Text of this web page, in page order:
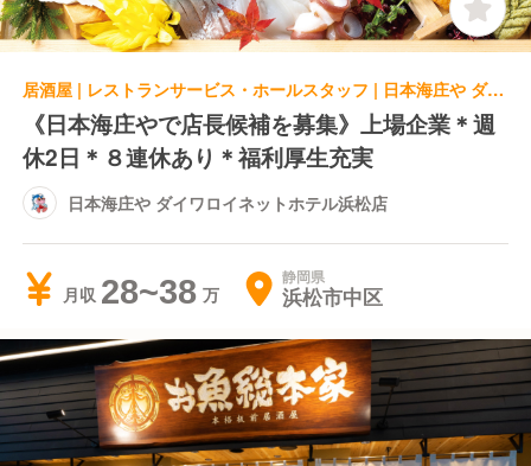
居酒屋 | レストランサービス・ホールスタッフ | 日本海庄や ダイワロイネットホテル浜松店
《日本海庄やで店長候補を募集》上場企業＊週
休2日＊８連休あり＊福利厚生充実
日本海庄や ダイワロイネットホテル浜松店
月収 28~38 静岡県
浜松市中区